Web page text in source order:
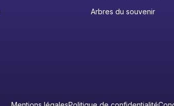
Arbres du souvenir